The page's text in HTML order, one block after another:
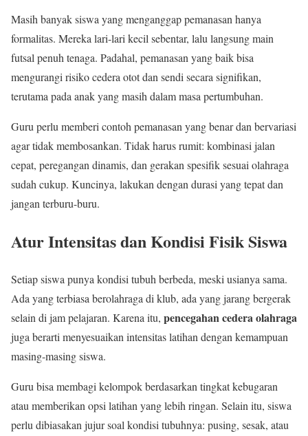
Masih banyak siswa yang menganggap pemanasan hanya
formalitas. Mereka lari-lari kecil sebentar, lalu langsung main
futsal penuh tenaga. Padahal, pemanasan yang baik bisa
mengurangi risiko cedera otot dan sendi secara signifikan,
terutama pada anak yang masih dalam masa pertumbuhan.
Guru perlu memberi contoh pemanasan yang benar dan bervariasi
agar tidak membosankan. Tidak harus rumit: kombinasi jalan
cepat, peregangan dinamis, dan gerakan spesifik sesuai olahraga
sudah cukup. Kuncinya, lakukan dengan durasi yang tepat dan
jangan terburu-buru.
Atur Intensitas dan Kondisi Fisik Siswa
Setiap siswa punya kondisi tubuh berbeda, meski usianya sama.
Ada yang terbiasa berolahraga di klub, ada yang jarang bergerak
selain di jam pelajaran. Karena itu, pencegahan cedera olahraga
juga berarti menyesuaikan intensitas latihan dengan kemampuan
masing-masing siswa.
Guru bisa membagi kelompok berdasarkan tingkat kebugaran
atau memberikan opsi latihan yang lebih ringan. Selain itu, siswa
perlu dibiasakan jujur soal kondisi tubuhnya: pusing, sesak, atau